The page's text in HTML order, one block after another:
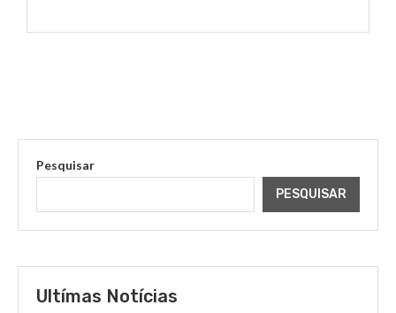
Pesquisar
PESQUISAR
Ultímas Notícias